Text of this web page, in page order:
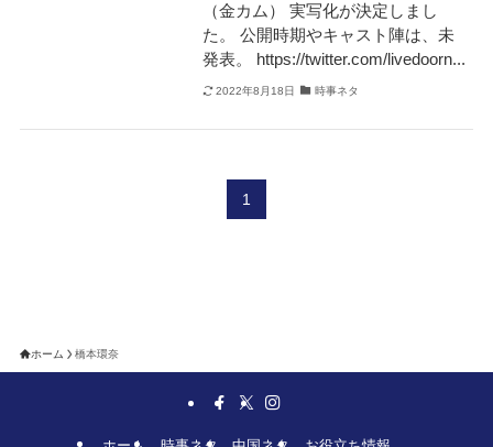
（金カム） 実写化が決定しまし
た。 公開時期やキャスト陣は、未
発表。 https://twitter.com/livedoorn...
2022年8月18日 時事ネタ
1
ホーム 橋本環奈